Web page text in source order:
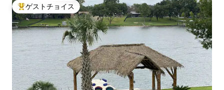
大好評のゲストチョイスです。
ゲストチョイス